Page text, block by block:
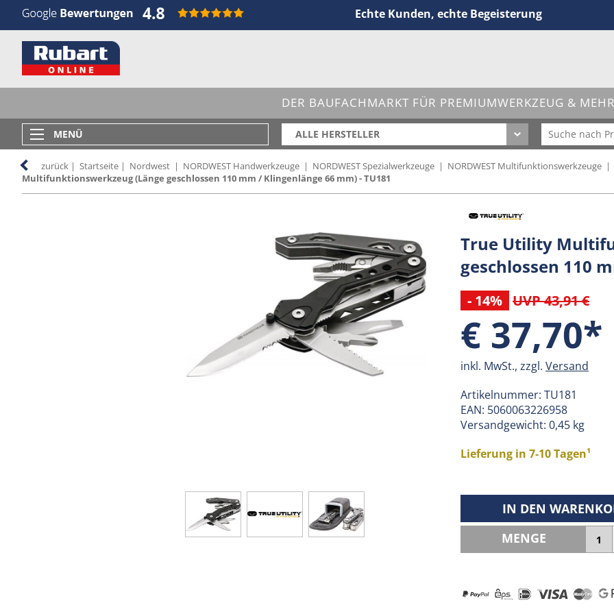
Echte Kunden, echte Begeisterung
DER BAUFACHMARKT FÜR PREMIUMWERKZEUG &
MENÜ ALLE HERSTELLER
zurück | Startseite | Nordwest | NORDWEST Handwerkzeuge | NORDWEST Spezialwerkzeuge | NORDWEST Multifunktionswerkzeuge |
Multifunktionswerkzeug (Länge geschlossen 110 mm / Klingenlänge 66 mm) - TU181
True Utility
geschlossen 110
- 14% UVP 43,91 €
€ 37,70*
inkl. MwSt., zzgl. Versand
Artikelnummer: TU181
EAN: 5060063226958
Versandgewicht: 0,45 kg
Lieferung in 7-10 Tagen¹
IN DEN
MENGE